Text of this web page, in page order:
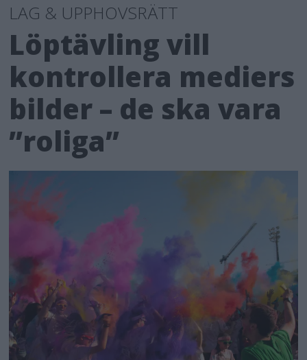
LAG & UPPHOVSRÄTT
Löptävling vill
kontrollera mediers
bilder – de ska vara
”roliga”